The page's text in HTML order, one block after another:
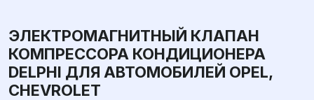
ЭЛЕКТРОМАГНИТНЫЙ КЛАПАН
КОМПРЕССОРА КОНДИЦИОНЕРА
DELPHI ДЛЯ АВТОМОБИЛЕЙ OPEL,
CHEVROLET